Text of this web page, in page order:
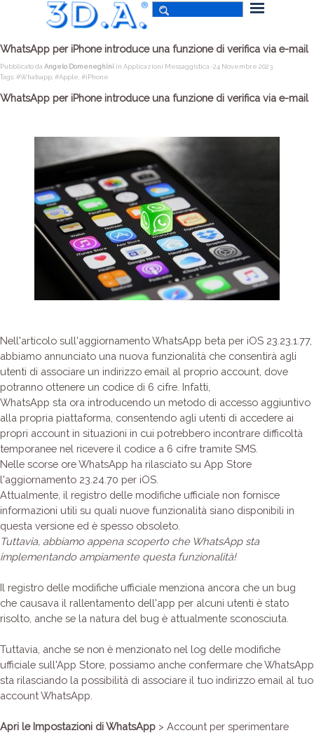
WhatsApp per iPhone introduce una funzione di verifica via e-mail
Pubblicato da Angelo Domeneghini in Applicazioni Messaggistica · 24 Novembre 2023
Tags: #Whatsapp #Apple #iPhone
WhatsApp per iPhone introduce una funzione di verifica via e-mail
Nell'articolo sull'aggiornamento WhatsApp beta per iOS 23.23.1.77,
abbiamo annunciato una nuova funzionalità che consentirà agli
utenti di associare un indirizzo email al proprio account, dove
potranno ottenere un codice di 6 cifre. Infatti,
WhatsApp sta ora introducendo un metodo di accesso aggiuntivo
alla propria piattaforma, consentendo agli utenti di accedere ai
propri account in situazioni in cui potrebbero incontrare difficoltà
temporanee nel ricevere il codice a 6 cifre tramite SMS.
Nelle scorse ore WhatsApp ha rilasciato su App Store
l'aggiornamento 23.24.70 per iOS.
Attualmente, il registro delle modifiche ufficiale non fornisce
informazioni utili su quali nuove funzionalità siano disponibili in
questa versione ed è spesso obsoleto.
Tuttavia, abbiamo appena scoperto che WhatsApp sta
implementando ampiamente questa funzionalità!
Il registro delle modifiche ufficiale menziona ancora che un bug
che causava il rallentamento dell'app per alcuni utenti è stato
risolto, anche se la natura del bug è attualmente sconosciuta.
Tuttavia, anche se non è menzionato nel log delle modifiche
ufficiale sull'App Store, possiamo anche confermare che WhatsApp
sta rilasciando la possibilità di associare il tuo indirizzo email al tuo
account WhatsApp.
Apri le Impostazioni di WhatsApp > Account per sperimentare